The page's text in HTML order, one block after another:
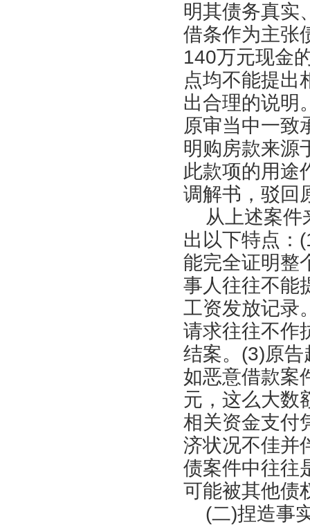
明其债务真实
借条作为主张
140万元现金
点均不能提出
出合理的说明
原审当中一致
明购房款来源
此款项的用途
调解书，驳回
从上述案件
出以下特点：
能完全证明整
事人往往不能
工资发放记录
请求往往不作
结案。(3)原
如恶意借款案
元，这么大数
相关资金支付
济状况不佳并
债案件中往往
可能被其他债
(二)捏造事